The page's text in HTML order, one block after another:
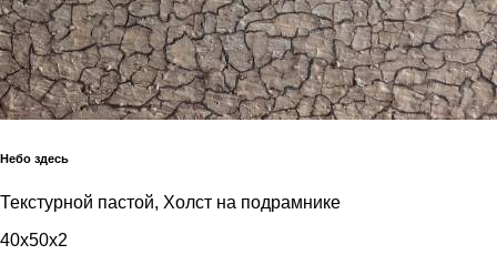
Небо здесь
Текстурной пастой, Холст на подрамнике
40x50x2